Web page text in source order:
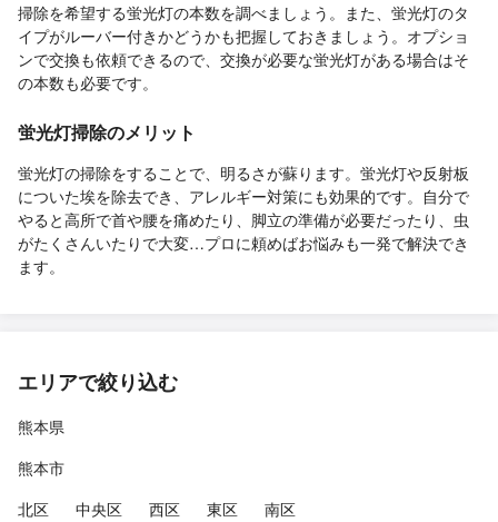
掃除を希望する蛍光灯の本数を調べましょう。また、蛍光灯のタ
イプがルーバー付きかどうかも把握しておきましょう。オプショ
ンで交換も依頼できるので、交換が必要な蛍光灯がある場合はそ
の本数も必要です。
蛍光灯掃除のメリット
蛍光灯の掃除をすることで、明るさが蘇ります。蛍光灯や反射板
についた埃を除去でき、アレルギー対策にも効果的です。自分で
やると高所で首や腰を痛めたり、脚立の準備が必要だったり、虫
がたくさんいたりで大変…プロに頼めばお悩みも一発で解決でき
ます。
エリアで絞り込む
熊本県
熊本市
北区
中央区 西区 東区 南区